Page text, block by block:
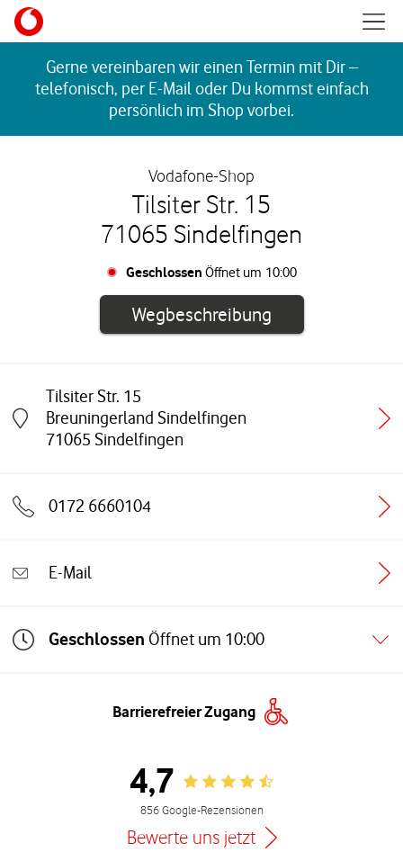
Skip to content
Gerne vereinbaren wir einen Termin mit Dir –
telefonisch, per E-Mail oder Du kommst einfach
persönlich im Shop vorbei.
Vodafone-Shop
Tilsiter Str. 15
71065 Sindelfingen
Geschlossen Öffnet um 10:00
WegbeschreibungLink öffnet in
Tilsiter Str. 15
Breuningerland Sindelfingen
71065 Sindelfingen
Link öffnet in einem neuen Tab
0172 6660104
E-Mail
Geschlossen Öffnet um 10:00
Barrierefreier Zugang
4,7 Rating 4.7
856 Google-Rezensionen
Bewerte uns jetzt